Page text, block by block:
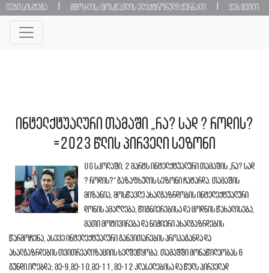
იუჯი სისტემა მშობლის/მოსწავლის ელექტრონული ჟურნალი ვებ მეილი
ინტელქტუალური თამაში „რა? სად ? როდის?
=2023 წლის პირველი სეზონი
UG სკოლაში, 2 მარტს ინტელქტუალური თამაშის „რა? სად
? როდის?“ გაზაფხულის სეზონი ჩატარდა. თამაშის
მიზანია, მოსწავლე ახალგაზრდობის ინტელექტუალური
დონის ამაღლება, წიგნიერებისა და ცოდნის წახალისება,
მათი მოტივირება და ნიჭიერი ახალგაზრდების
წარმოჩენა, ასევე ინტელექტუალური განვითარების პროპაგანდა და
ახალგაზრდების თვითრეალიზაციის ხელშეწყობა. თამაშში მონაწილეობას 6
გუნდი იღებდა; მე-9,მე-10,მე-11, მე-12 კლასელებისა და წელს პირველად